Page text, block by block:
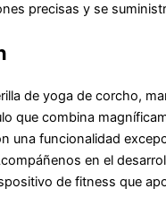
precisas y se
de yoga de corcho,
que combina
una funcionalidad
en el
de fitness que